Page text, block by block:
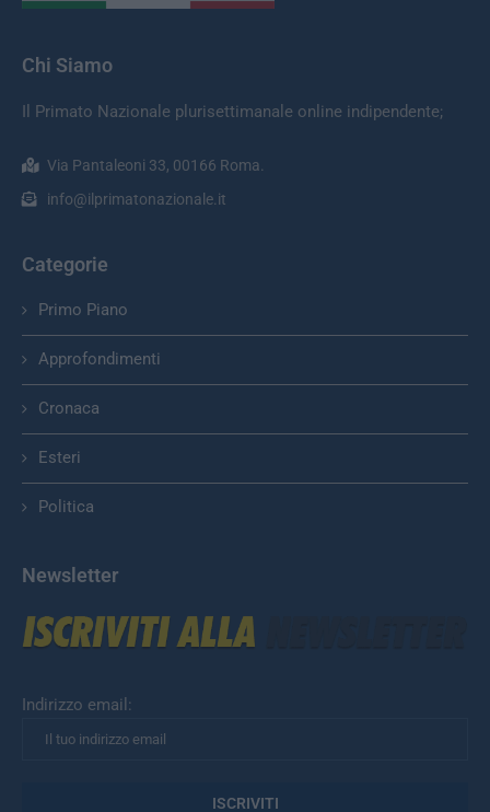
Chi Siamo
Il Primato Nazionale plurisettimanale online indipendente;
Via Pantaleoni 33, 00166 Roma.
info@ilprimatonazionale.it
Categorie
Primo Piano
Approfondimenti
Cronaca
Esteri
Politica
Newsletter
Indirizzo email: